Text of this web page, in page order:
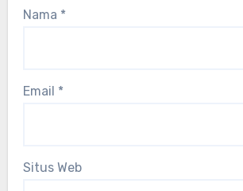
Nama *
Email *
Situs Web